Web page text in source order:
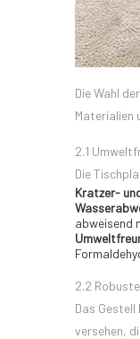
Die Wahl
Materialien
2.1
Die
Kratzer-
abweisend
2.2
Das
versehen,